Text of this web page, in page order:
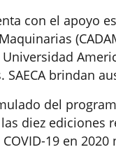
con el apoyo
SAECA brindan
del
diez ediciones
19 en